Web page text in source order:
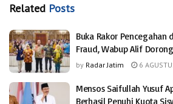
Related Posts
Buka Rakor Pencegahan
Fraud, Wabup Alif
by Radar Jatim 6
Mensos Saifullah Yusuf
Berhasil Penuhi Kuota